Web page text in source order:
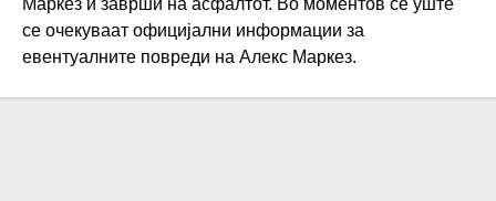
Маркез и заврши на асфалтот. Во моментов сè уште
се очекуваат официјални информации за
евентуалните повреди на Алекс Маркез.